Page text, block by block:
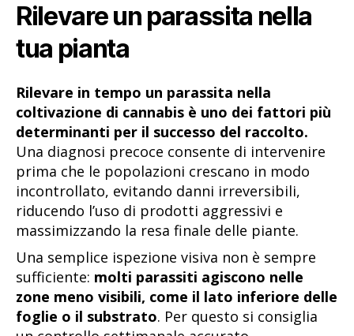
Rilevare un parassita nella
tua pianta
Rilevare in tempo un parassita nella
coltivazione di cannabis è uno dei fattori più
determinanti per il successo del raccolto.
Una diagnosi precoce consente di intervenire
prima che le popolazioni crescano in modo
incontrollato, evitando danni irreversibili,
riducendo l’uso di prodotti aggressivi e
massimizzando la resa finale delle piante.
Una semplice ispezione visiva non è sempre
sufficiente: molti parassiti agiscono nelle
zone meno visibili, come il lato inferiore delle
foglie o il substrato. Per questo si consiglia